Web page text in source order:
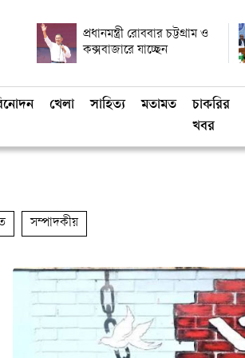
প্রধানমন্ত্রী রোববার চট্টগ্রাম ও
কক্সবাজারে যাচ্ছেন
খেলা সাহিত্য মতামত
চাকরির
খবর
সম্পাদকীয়